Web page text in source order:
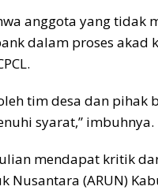
anggota yang tidak
dalam proses akad
tim desa dan pihak
syarat,” imbuhnya.
mendapat kritik
Nusantara (ARUN)